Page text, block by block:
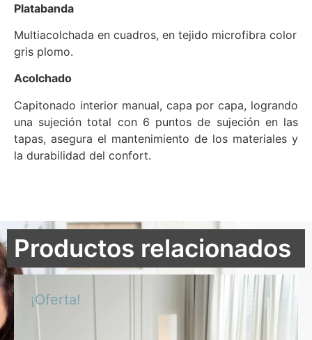
Platabanda
Multiacolchada en cuadros, en tejido microfibra color
gris plomo.
Acolchado
Capitonado interior manual, capa por capa, logrando
una sujeción total con 6 puntos de sujeción en las
tapas, asegura el mantenimiento de los materiales y
la durabilidad del confort.
Productos relacionados
¡Oferta!